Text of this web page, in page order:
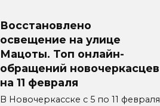
Восстановлено
освещение на улице
Мацоты. Топ онлайн-
обращений новочеркасцев
на 11 февраля
В Новочеркасске с 5 по 11 февраля